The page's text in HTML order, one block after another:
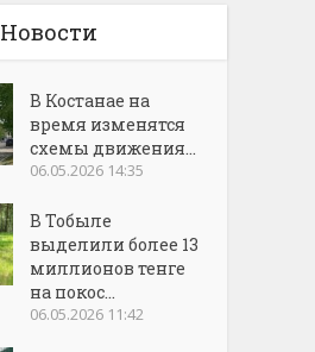
Новости
В Костанае на
время изменятся
схемы движения...
06.05.2026 14:35
В Тобыле
выделили более 13
миллионов тенге
на покос...
06.05.2026 11:42